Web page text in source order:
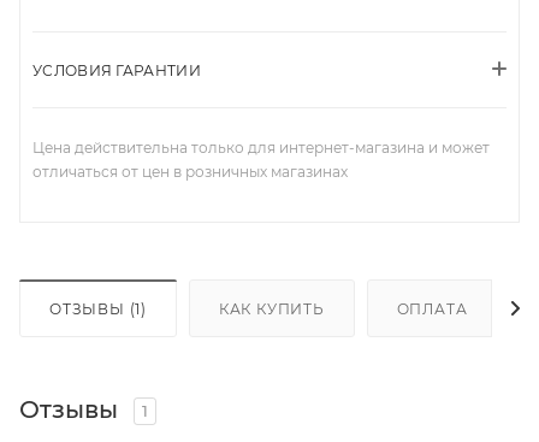
УСЛОВИЯ ГАРАНТИИ
Цена действительна только для интернет-магазина и может
отличаться от цен в розничных магазинах
ОТЗЫВЫ (1) КАК КУПИТЬ ОПЛАТА
Отзывы 1